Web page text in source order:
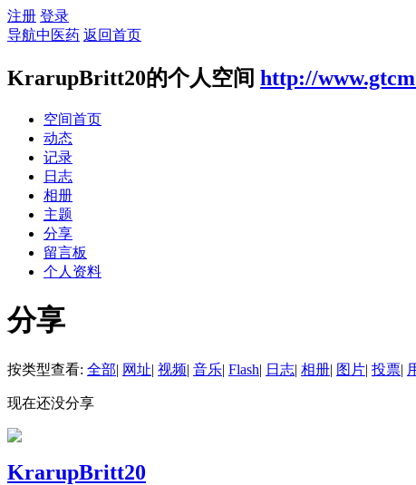
注册 登录
导航中医药 返回首页
KrarupBritt20的个人空间 http://
空间首页
动态
记录
日志
相册
主题
分享
留言板
个人资料
分享
按类型查看: 全部| 网址| 视频| 音乐| Flash| 日志| 相册| 图片| 投票|
现在还没分享
KrarupBritt20